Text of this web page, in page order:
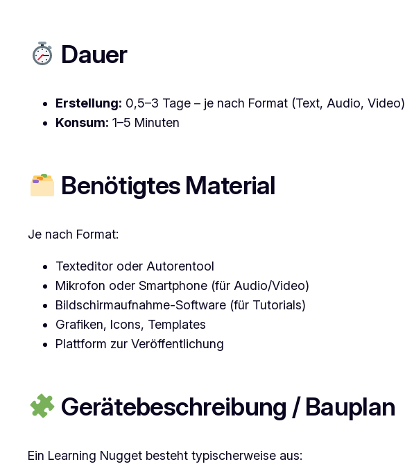
Dauer
Erstellung: 0,5–3 Tage – je nach Format (Text, Audio, Video)
Konsum: 1–5 Minuten
Benötigtes Material
Je nach Format:
Texteditor oder Autorentool
Mikrofon oder Smartphone (für Audio/Video)
Bildschirmaufnahme-Software (für Tutorials)
Grafiken, Icons, Templates
Plattform zur Veröffentlichung
Gerätebeschreibung / Bauplan
Ein Learning Nugget besteht typischerweise aus: